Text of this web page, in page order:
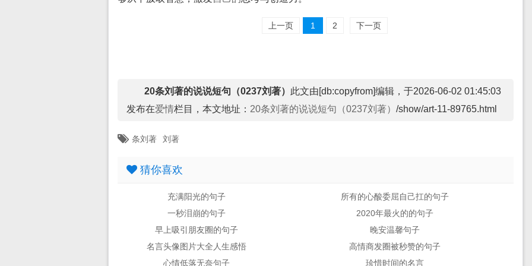
上一页 1 2 下一页
20条刘著的说说短句（0237刘著） 此文由[db:copyfrom]编辑，于2026-06-02 01:45:03
发布在爱情栏目，本文地址： 20条刘著的说说短句（0237刘著） /show/art-11-89765.html
条刘著 刘著
猜你喜欢
充满阳光的句子
所有的心酸委屈自己扛的句子
一秒泪崩的句子
2020年最火的的句子
早上吸引朋友圈的句子
晚安温馨句子
名言头像图片大全人生感悟
高情商发圈被秒赞的句子
心情低落无奈句子
珍惜时间的名言